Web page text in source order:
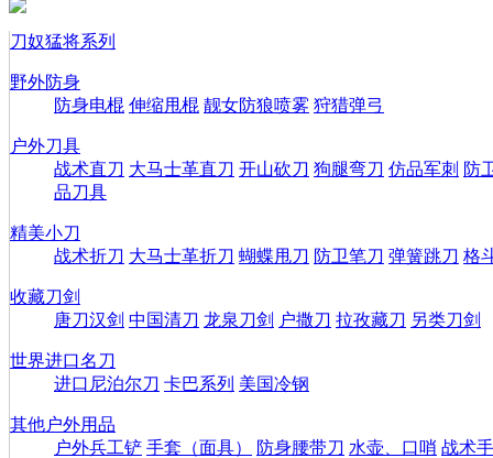
刀奴猛将系列
野外防身
防身电棍 伸缩甩棍 靓女防狼喷雾 狩猎弹弓
户外刀具
战术直刀 大马士革直刀 开山砍刀 狗腿弯刀 仿品军刺 防
品刀具
精美小刀
战术折刀 大马士革折刀 蝴蝶甩刀 防卫笔刀 弹簧跳刀 格
收藏刀剑
唐刀汉剑 中国清刀 龙泉刀剑 户撒刀 拉孜藏刀 另类刀剑
世界进口名刀
进口尼泊尔刀 卡巴系列 美国冷钢
其他户外用品
户外兵工铲 手套（面具） 防身腰带刀 水壶、口哨 战术